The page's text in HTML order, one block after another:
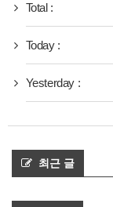
Total :
Today :
Yesterday :
최근 글